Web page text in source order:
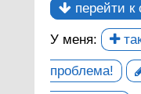
перейти к
У меня:
проблема!